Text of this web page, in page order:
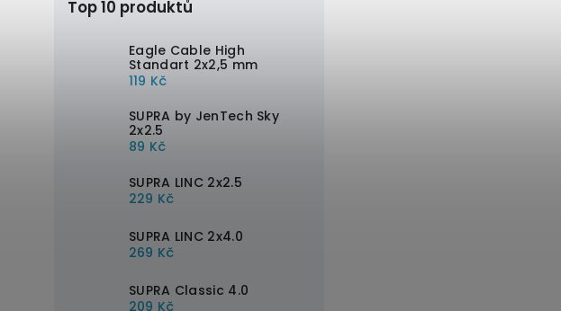
Top 10 produktů
Eagle Cable High
Standart 2x2,5 mm
119 Kč
SUPRA by JenTech Sky
2x2.5
89 Kč
SUPRA LINC 2x2.5
229 Kč
SUPRA LINC 2x4.0
269 Kč
SUPRA Classic 4.0
209 Kč